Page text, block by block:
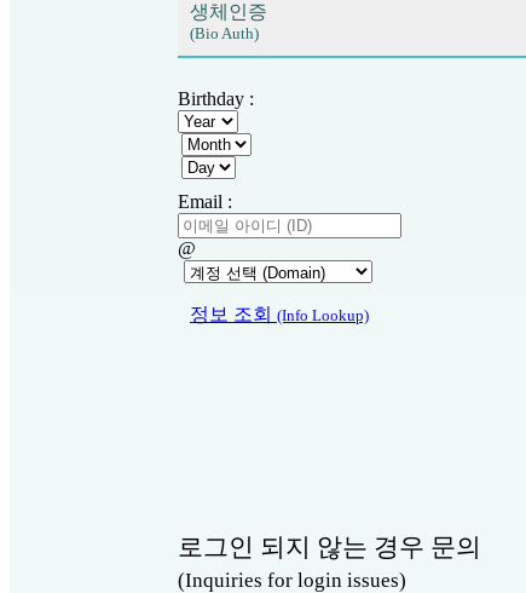
생체인증
(Bio Auth)
Birthday :
Email :
@
정보 조회 (Info Lookup)
로그인 되지 않는 경우 문의
(Inquiries for login issues)